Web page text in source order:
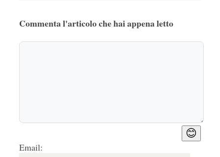
Commenta l'articolo che hai appena letto
😊
Email: